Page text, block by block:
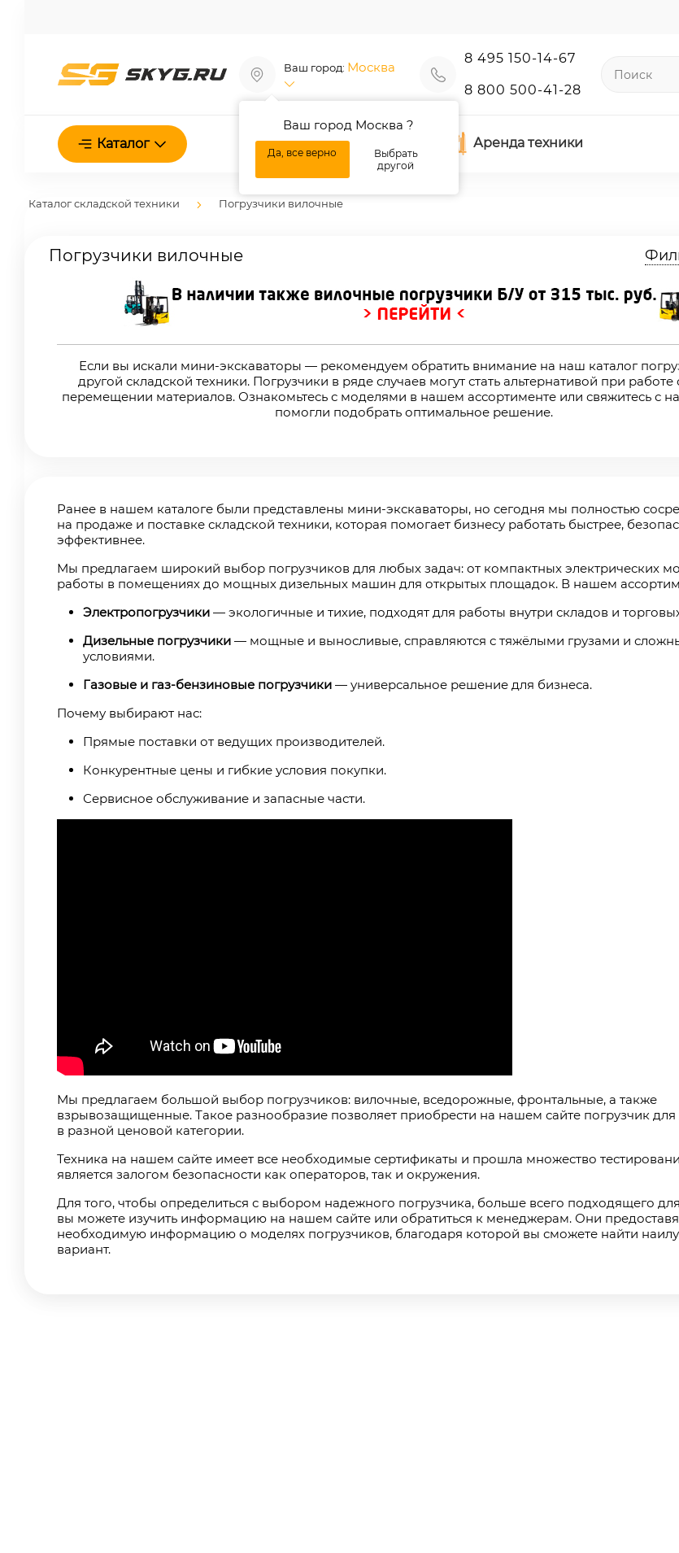
Ваш город: Москва
Ваш город Москва ?
Да, все верно
Выбрать
другой
8 495 150-14-67
8 800 500-41-28
Каталог О нас Аренда техники
Каталог складской техники Погрузчики вилочные
Погрузчики вилочные
Если вы искали мини-экскаваторы — рекомендуем обратить внимание на наш каталог
другой складской техники. Погрузчики в ряде случаев могут стать альтернативой при работе
перемещении материалов. Ознакомьтесь с моделями в нашем ассортименте или свяжитесь с
помогли подобрать оптимальное решение.
Ранее в нашем каталоге были представлены мини-экскаваторы, но сегодня мы полностью
на продаже и поставке складской техники, которая помогает бизнесу работать быстрее,
эффективнее.
Мы предлагаем широкий выбор погрузчиков для любых задач: от компактных электрических
работы в помещениях до мощных дизельных машин для открытых площадок. В нашем
Электропогрузчики — экологичные и тихие, подходят для работы внутри складов и
Дизельные погрузчики — мощные и выносливые, справляются с тяжёлыми грузами и
условиями.
Газовые и газ-бензиновые погрузчики — универсальное решение для бизнеса.
Почему выбирают нас:
Прямые поставки от ведущих производителей.
Конкурентные цены и гибкие условия покупки.
Сервисное обслуживание и запасные части.
Мы предлагаем большой выбор погрузчиков: вилочные, вседорожные, фронтальные, а также
взрывозащищенные. Такое разнообразие позволяет приобрести на нашем сайте погрузчик
в разной ценовой категории.
Техника на нашем сайте имеет все необходимые сертификаты и прошла множество
является залогом безопасности как операторов, так и окружения.
Для того, чтобы определиться с выбором надежного погрузчика, больше всего подходящего
вы можете изучить информацию на нашем сайте или обратиться к менеджерам. Они
необходимую информацию о моделях погрузчиков, благодаря которой вы сможете найти
вариант.